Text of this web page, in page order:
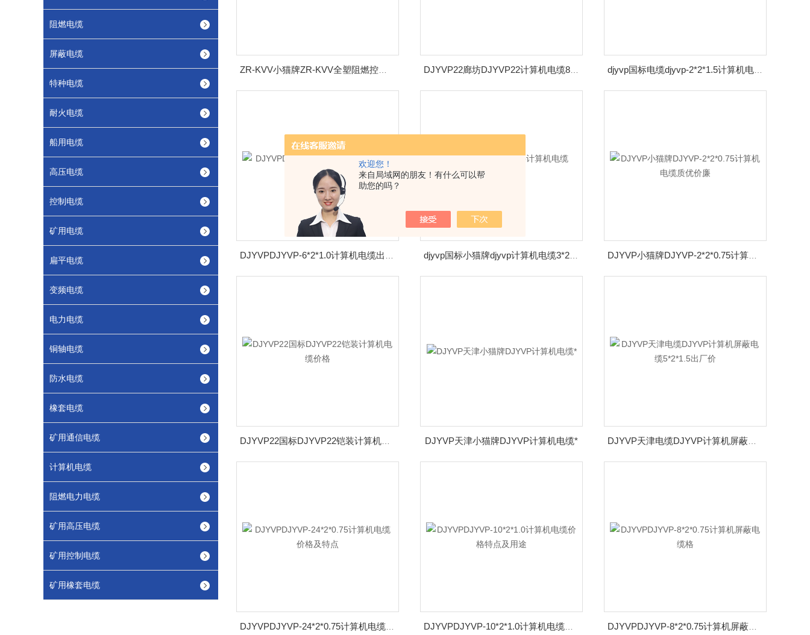
欢迎您！
来自局域网的朋友！有什么可以帮
助您的吗？
阻燃电缆
屏蔽电缆
特种电缆
耐火电缆
船用电缆
高压电缆
控制电缆
矿用电缆
扁平电缆
变频电缆
电力电缆
铜轴电缆
防水电缆
橡套电缆
矿用通信电缆
计算机电缆
阻燃电力电缆
矿用高压电缆
矿用控制电缆
矿用橡套电缆
DJYVP天津小猫牌DJYVP计算机电缆*